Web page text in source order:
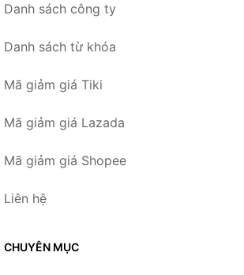
Danh sách công ty
Danh sách từ khóa
Mã giảm giá Tiki
Mã giảm giá Lazada
Mã giảm giá Shopee
Liên hệ
CHUYÊN MỤC